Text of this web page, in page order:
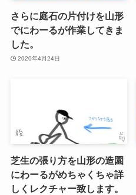
さらに庭石の片付けを山形
でにわーるが作業してきま
した。
2020年4月24日
芝生の張り方を山形の造園
にわーるがめちゃくちゃ詳
しくレクチャー致します。